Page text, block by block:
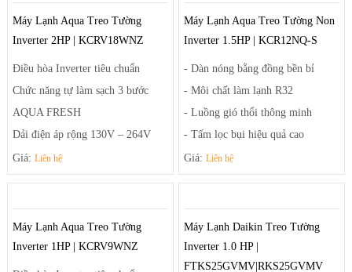
minh
Hướng Dẫn sữ dụng:
Xem tại đây
đồng cánh nhôm chống ăn mòn và
dàn tản nhiệt Microchannel
- Luồng gió dễ chịu: Cánh đảo gió
đơn / Cánh đảo gió kép. Đảo gió
tự động phương đứng (lên &
xuống)
Máy Lạnh Aqua Treo Tường
Inverter 2HP | KCRV18WNZ
Điều hòa Inverter tiêu chuẩn
Chức năng tự làm sạch 3 bước
AQUA FRESH
Dải điện áp rộng 130V – 264V
Dễ chịu với sai số nhiệt độ +-0.1
độ C
Health Air – luồng khí thổi thông
minh
Giá:Liên hệ
Máy Lạnh Aqua Treo Tường Non
Inverter 1.5HP | KCR12NQ-S
- Dàn nóng bằng đồng bền bỉ
- Môi chất làm lạnh R32
- Luồng gió thổi thông minh
- Tấm lọc bụi hiệu quả cao
- Chế độ siêu tĩnh
Giá: Liên hệ
Máy Lạnh Aqua Treo Tường
Inverter 1HP | KCRV9WNZ
Máy Lạnh Daikin Treo Tường
Inverter 1.0 HP |
FTKS25GVMV|RKS25GVMV